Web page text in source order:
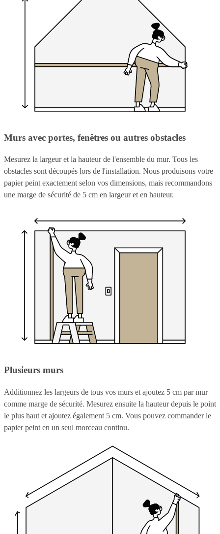
Murs avec portes, fenêtres ou autres obstacles
Mesurez la largeur et la hauteur de l'ensemble du mur. Tous les
obstacles sont découpés lors de l'installation. Nous produisons votre
papier peint exactement selon vos dimensions, mais recommandons
une marge de sécurité de 5 cm en largeur et en hauteur.
Plusieurs murs
Additionnez les largeurs de tous vos murs et ajoutez 5 cm par mur
comme marge de sécurité. Mesurez ensuite la hauteur depuis le point
le plus haut et ajoutez également 5 cm. Vous pouvez commander le
papier peint en un seul morceau continu.